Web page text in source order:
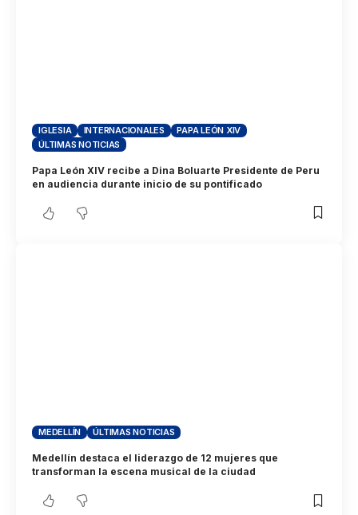
IGLESIA INTERNACIONALES
PAPA LEÓN XIV
ÚLTIMAS NOTICIAS
Papa León XIV recibe a Dina Boluarte Presidente de Peru
en audiencia durante inicio de su pontificado
MEDELLÍN ÚLTIMAS NOTICIAS
Medellín destaca el liderazgo de 12 mujeres que
transforman la escena musical de la ciudad